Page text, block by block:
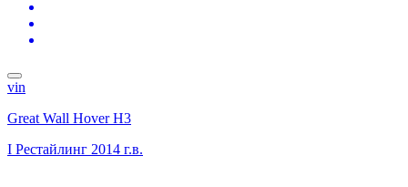
vin
Great Wall Hover H3
I Рестайлинг 2014 г.в.